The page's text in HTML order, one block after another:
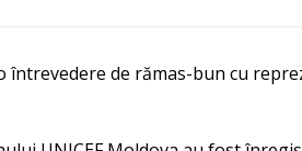
întrevedere de rămas-bun cu